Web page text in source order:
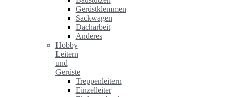
Gerüstklemmen
Sackwagen
Dacharbeit
Anderes
Hobby
Leitern
und
Gerüste
Treppenleitern
Einzelleiter